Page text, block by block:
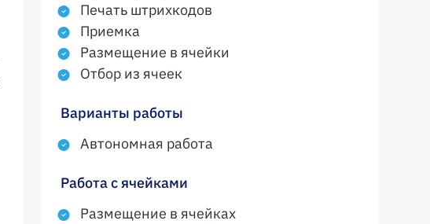
Печать штрихкодов
Приемка
Размещение в ячейки
Отбор из ячеек
Варианты работы
Автономная работа
Работа с ячейками
Размещение в ячейках